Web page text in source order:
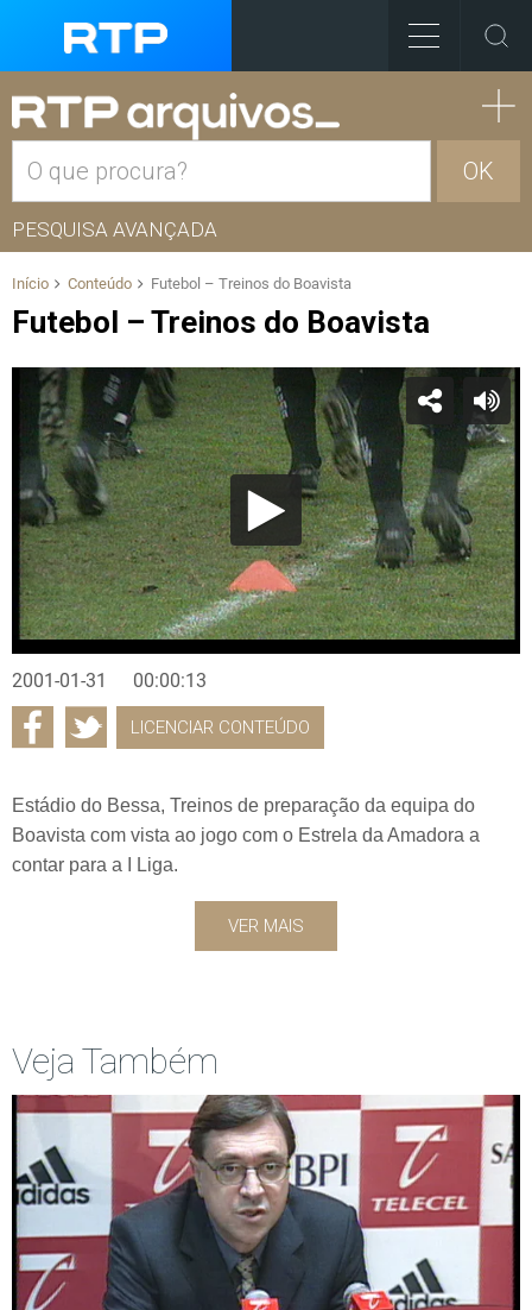
OK
PESQUISA AVANÇADA
Início Conteúdo Futebol – Treinos do Boavista
Futebol – Treinos do Boavista
2001-01-31 00:00:13
LICENCIAR CONTEÚDO
Estádio do Bessa, Treinos de preparação da equipa do
Boavista com vista ao jogo com o Estrela da Amadora a
contar para a I Liga.
VER MAIS
Veja Também